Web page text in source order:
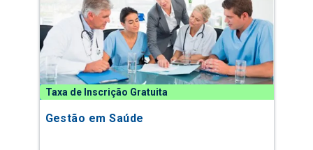
Taxa de Inscrição Gratuita
Gestão em Saúde